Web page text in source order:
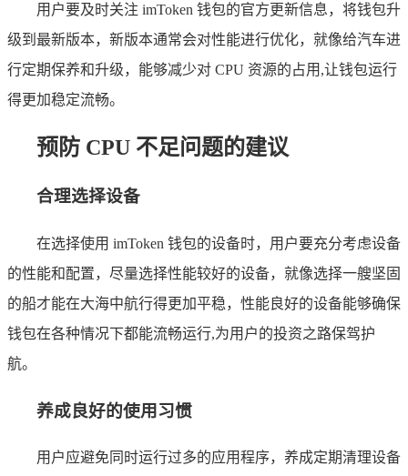
用户要及时关注 imToken 钱包的官方更新信息，将钱包升
级到最新版本，新版本通常会对性能进行优化，就像给汽车进
行定期保养和升级，能够减少对 CPU 资源的占用,让钱包运行
得更加稳定流畅。
预防 CPU 不足问题的建议
合理选择设备
在选择使用 imToken 钱包的设备时，用户要充分考虑设备
的性能和配置，尽量选择性能较好的设备，就像选择一艘坚固
的船才能在大海中航行得更加平稳，性能良好的设备能够确保
钱包在各种情况下都能流畅运行,为用户的投资之路保驾护
航。
养成良好的使用习惯
用户应避免同时运行过多的应用程序，养成定期清理设备